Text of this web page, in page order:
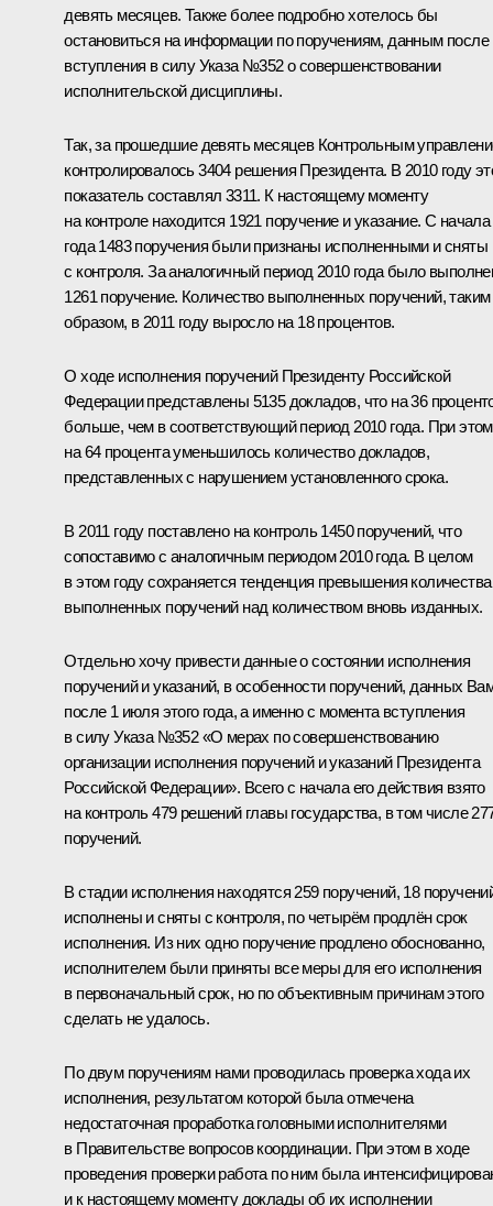
девять месяцев. Также более подробно хотелось бы
остановиться на информации по поручениям, данным после
вступления в силу Указа №352 о совершенствовании
исполнительской дисциплины.
Так, за прошедшие девять месяцев Контрольным
контролировалось 3404 решения Президента. В 2010 году
показатель составлял 3311. К настоящему моменту
на контроле находится 1921 поручение и указание. С начала
года 1483 поручения были признаны исполненными и сняты
с контроля. За аналогичный период 2010 года было
1261 поручение. Количество выполненных поручений, таким
образом, в 2011 году выросло на 18 процентов.
О ходе исполнения поручений Президенту Российской
Федерации представлены 5135 докладов, что на 36
больше, чем в соответствующий период 2010 года. При этом
на 64 процента уменьшилось количество докладов,
представленных с нарушением установленного срока.
В 2011 году поставлено на контроль 1450 поручений, что
сопоставимо с аналогичным периодом 2010 года. В целом
в этом году сохраняется тенденция превышения количества
выполненных поручений над количеством вновь изданных.
Отдельно хочу привести данные о состоянии исполнения
поручений и указаний, в особенности поручений, данных
после 1 июля этого года, а именно с момента вступления
в силу Указа №352 «О мерах по совершенствованию
организации исполнения поручений и указаний Президента
Российской Федерации». Всего с начала его действия взято
на контроль 479 решений главы государства, в том числе
поручений.
В стадии исполнения находятся 259 поручений, 18
исполнены и сняты с контроля, по четырём продлён срок
исполнения. Из них одно поручение продлено обоснованно,
исполнителем были приняты все меры для его исполнения
в первоначальный срок, но по объективным причинам этого
сделать не удалось.
По двум поручениям нами проводилась проверка хода их
исполнения, результатом которой была отмечена
недостаточная проработка головными исполнителями
в Правительстве вопросов координации. При этом в ходе
проведения проверки работа по ним была
и к настоящему моменту доклады об их исполнении